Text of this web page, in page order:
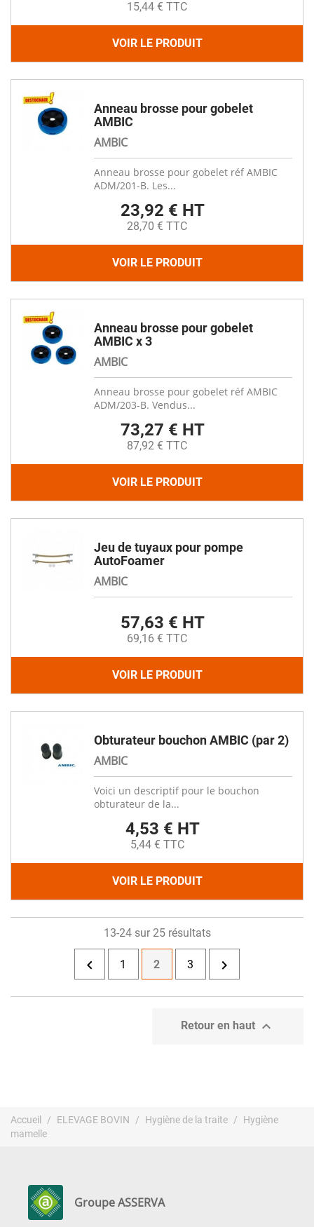
15,44 € TTC
VOIR LE PRODUIT
Anneau brosse pour gobelet
AMBIC
AMBIC
Anneau brosse pour gobelet réf AMBIC
ADM/201-B. Les...
23,92 € HT
28,70 € TTC
VOIR LE PRODUIT
Anneau brosse pour gobelet
AMBIC x 3
AMBIC
Anneau brosse pour gobelet réf AMBIC
ADM/203-B. Vendus...
73,27 € HT
87,92 € TTC
VOIR LE PRODUIT
Jeu de tuyaux pour pompe
AutoFoamer
AMBIC
57,63 € HT
69,16 € TTC
VOIR LE PRODUIT
Obturateur bouchon AMBIC (par 2)
AMBIC
Voici un descriptif pour le bouchon
obturateur de la...
4,53 € HT
5,44 € TTC
VOIR LE PRODUIT
13-24 sur 25 résultats
 1 2 3 
Retour en haut 
Accueil ELEVAGE BOVIN Hygiène de la traite
Hygiène
mamelle
Groupe ASSERVA